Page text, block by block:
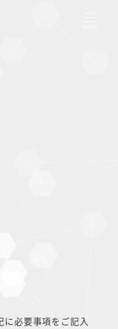
に必要事項をご記入